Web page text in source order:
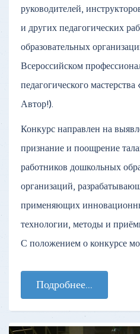
руководителей,
и других педагогических
образовательных
Всероссийском
педагогического
Автор!).
Конкурс направлен на
признание и поощрение
работников дошкольных
организаций,
применяющих
технологии, методы и
С положением о конкурсе
Подробнее...